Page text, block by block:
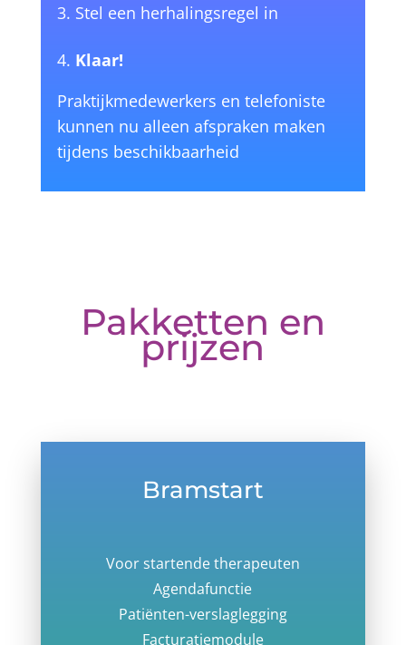
Stel een herhalingsregel in
Klaar!
Praktijkmedewerkers en telefoniste
kunnen nu alleen afspraken maken
tijdens beschikbaarheid
Pakketten en
prijzen
Bramstart
Voor startende therapeuten
Agendafunctie
Patiënten-verslaglegging
Facturatiemodule